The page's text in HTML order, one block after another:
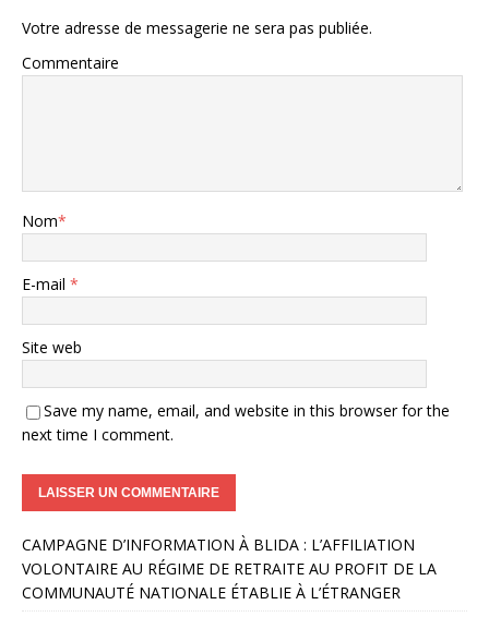
Votre adresse de messagerie ne sera pas publiée.
Commentaire
Nom*
E-mail *
Site web
Save my name, email, and website in this browser for the
next time I comment.
l
t
e
CAMPAGNE D’INFORMATION À BLIDA : L’AFFILIATION
VOLONTAIRE AU RÉGIME DE RETRAITE AU PROFIT DE LA
COMMUNAUTÉ NATIONALE ÉTABLIE À L’ÉTRANGER